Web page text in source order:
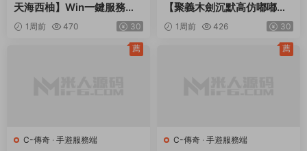
天海西柚】Win一鍵服務端
+安卓蘋果PC三端+内置GM
工具+全套源碼+視頻架設教
1周前 470 30
【聚義木劍沉默高仿嘟嘟沉
默】Win一鍵服務端+安卓蘋
果PC三端+視頻架設教程
1周前 426 30
C-傳奇 · 手遊服務端
薦
C-傳奇 · 手遊服務端
薦